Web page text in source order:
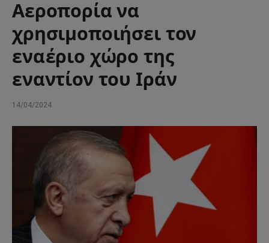
Αεροπορία να
χρησιμοποιήσει τον
εναέριο χώρο της
εναντίον του Ιράν
14/04/2024